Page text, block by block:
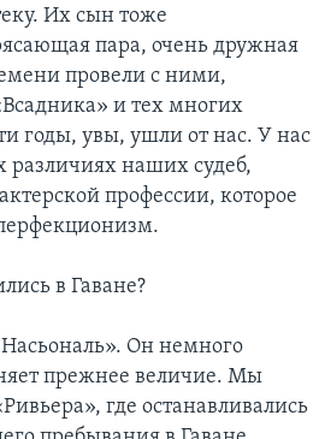
Их сын тоже
пара, очень дружная
провели с ними,
и тех многих
годы, увы, ушли от нас. У нас
различиях наших судеб,
профессии, которое
в Гаване?
Он немного
прежнее величие. Мы
где останавливались